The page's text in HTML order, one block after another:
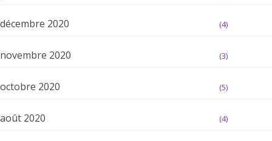
décembre 2020 (4)
novembre 2020 (3)
octobre 2020 (5)
août 2020 (4)